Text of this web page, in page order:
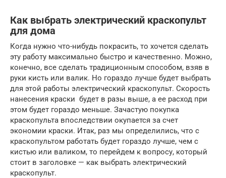
Как выбрать электрический краскопульт
для дома
Когда нужно что-нибудь покрасить, то хочется сделать
эту работу максимально быстро и качественно. Можно,
конечно, все сделать традиционным способом, взяв в
руки кисть или валик. Но гораздо лучше будет выбрать
для этой работы электрический краскопульт. Скорость
нанесения краски будет в разы выше, а ее расход при
этом будет гораздо меньше. Зачастую покупка
краскопульта впоследствии окупается за счет
экономии краски. Итак, раз мы определились, что с
краскопультом работать будет гораздо лучше, чем с
кистью или валиком, то перейдем к вопросу, который
стоит в заголовке — как выбрать электрический
краскопульт.